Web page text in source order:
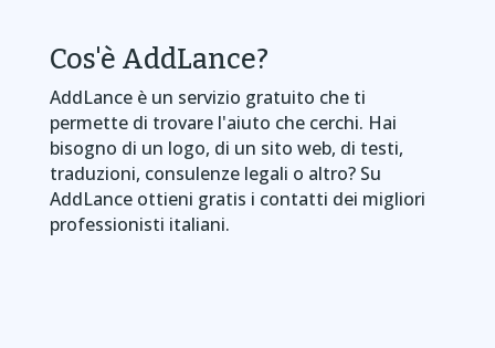
Cos'è AddLance?
AddLance è un servizio gratuito che ti
permette di trovare l'aiuto che cerchi. Hai
bisogno di un logo, di un sito web, di testi,
traduzioni, consulenze legali o altro? Su
AddLance ottieni gratis i contatti dei migliori
professionisti italiani.